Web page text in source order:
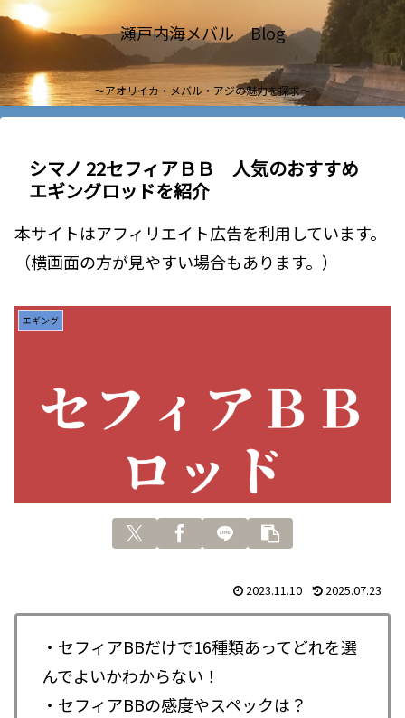
瀬戸内海メバル Blog
～アオリイカ・メバル・アジの魅力を探求～
シマノ 22セフィアＢＢ 人気のおすすめ
エギングロッドを紹介
本サイトはアフィリエイト広告を利用しています。
（横画面の方が見やすい場合もあります。）
エギング
2023.11.10 2025.07.23
・セフィアBBだけで16種類あってどれを選
んでよいかわからない！
・セフィアBBの感度やスペックは？